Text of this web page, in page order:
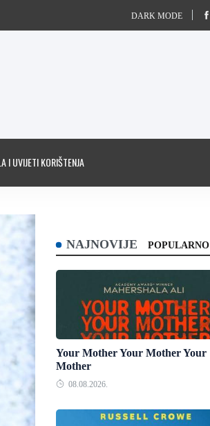
DARK MODE
I UVIJETI KORIŠTENJA
NAJNOVIJE POPULARNO
Your Mother Your Mother Your
Mother
08.08.2026.